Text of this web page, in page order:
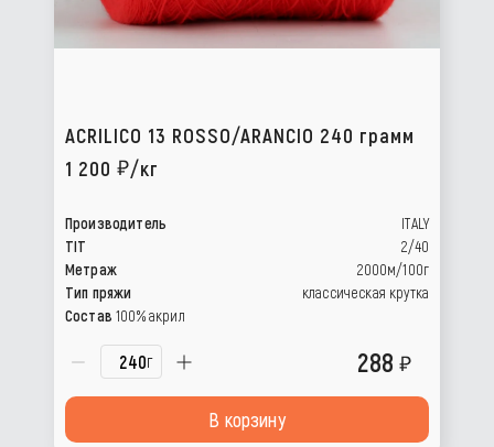
ACRILICO 13 ROSSO/ARANCIO 240 грамм
1 200
/кг
Производитель
ITALY
TIT
2/40
Метраж
2000м/100г
Тип пряжи
классическая крутка
Состав 100% акрил
г 288
В корзину